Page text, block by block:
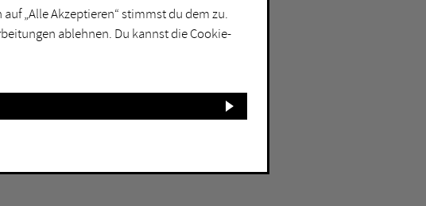
„Alle Akzeptieren“ stimmst du dem zu.
ablehnen. Du kannst die Cookie-